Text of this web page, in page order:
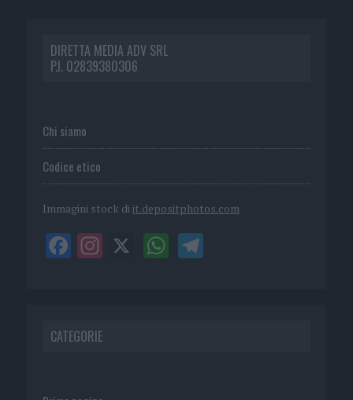
DIRETTA MEDIA ADV SRL
P.I. 02839380306
Chi siamo
Codice etico
Immagini stock di it.depositphotos.com
CATEGORIE